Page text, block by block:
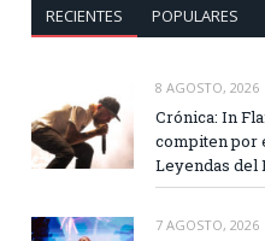
RECIENTES POPULARES
8 AGOSTO, 2026
Crónica: In
compiten por
Leyendas del
7 AGOSTO, 2026